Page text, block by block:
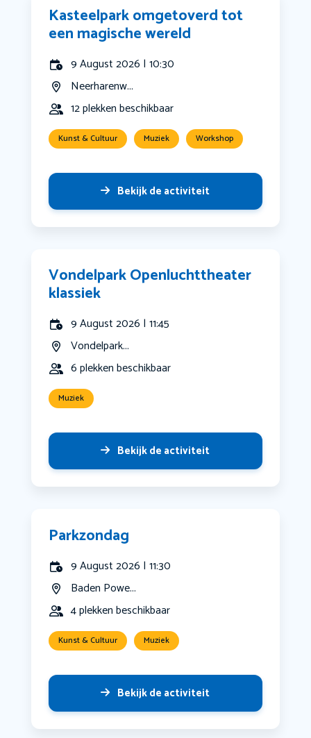
Kasteelpark omgetoverd tot
een magische wereld
9 August 2026 | 10:30
Neerharenw...
12 plekken beschikbaar
Kunst & Cultuur Muziek Workshop
Bekijk de activiteit
Vondelpark Openluchttheater
klassiek
9 August 2026 | 11:45
Vondelpark...
6 plekken beschikbaar
Muziek
Bekijk de activiteit
Parkzondag
9 August 2026 | 11:30
Baden Powe...
4 plekken beschikbaar
Kunst & Cultuur Muziek
Bekijk de activiteit